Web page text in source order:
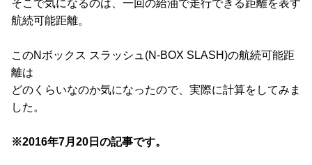
そこで気になるのは、一回の給油で走行できる距離を表す
航続可能距離。
このNボックス スラッシュ(N-BOX SLASH)の航続可能距
離は
どのくらいなのか気になったので、実際に計算をしてみま
した。
※2016年7月20日の記事です。